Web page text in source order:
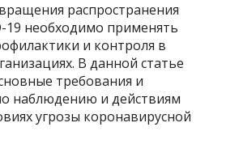
распространения
19 необходимо применять
и контроля в
В данной статье
требования и
наблюдению и действиям
угрозы коронавирусной